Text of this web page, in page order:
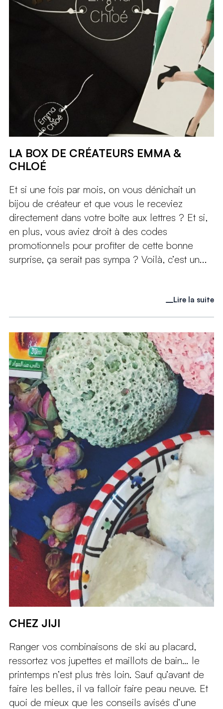
LA BOX DE CRÉATEURS EMMA &
CHLOÉ
Et si une fois par mois, on vous dénichait un
bijou de créateur et que vous le receviez
directement dans votre boîte aux lettres ? Et si,
en plus, vous aviez droit à des codes
promotionnels pour profiter de cette bonne
surprise, ça serait pas sympa ? Voilà, c’est un...
Lire la suite
CHEZ JIJI
Ranger vos combinaisons de ski au placard,
ressortez vos jupettes et maillots de bain… le
printemps n’est plus très loin. Sauf qu’avant de
faire les belles, il va falloir faire peau neuve. Et
quoi de mieux que les conseils avisés d’une